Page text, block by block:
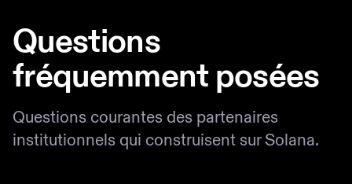
Questions
fréquemment posées
Questions courantes des partenaires
institutionnels qui construisent sur Solana.